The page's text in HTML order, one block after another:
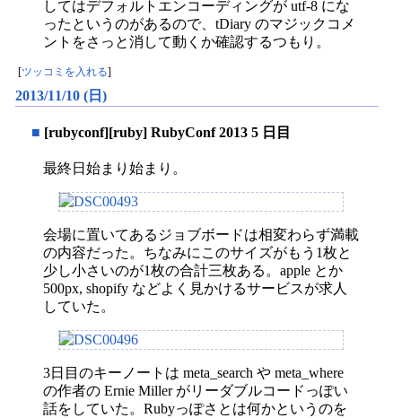
してはデフォルトエンコーディングが utf-8 にな
ったというのがあるので、tDiary のマジックコメ
ントをさっと消して動くか確認するつもり。
[ツッコミを入れる]
2013/11/10 (日)
■ [rubyconf][ruby] RubyConf 2013 5 日目
最終日始まり始まり。
会場に置いてあるジョブボードは相変わらず満載
の内容だった。ちなみにこのサイズがもう1枚と
少し小さいのが1枚の合計三枚ある。apple とか
500px, shopify などよく見かけるサービスが求人
していた。
3日目のキーノートは meta_search や meta_where
の作者の Ernie Miller がリーダブルコードっぽい
話をしていた。Rubyっぽさとは何かというのを